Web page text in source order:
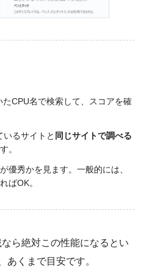
CPU名で検索して、スコアを確
るサイトと 同じサイトで調べる
。
優秀かを見ます。一般的には、
ばOK。
ら絶対この性能になるとい
あくまで目安です。